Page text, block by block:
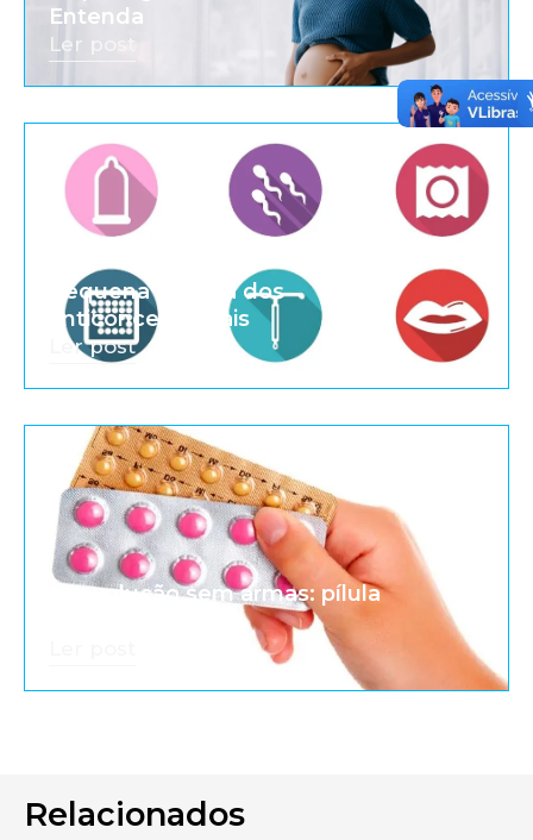
Entenda
Ler post
Pequena história dos
anticoncepcionais
Ler post
A revolução sem armas: pílula
Relacionados